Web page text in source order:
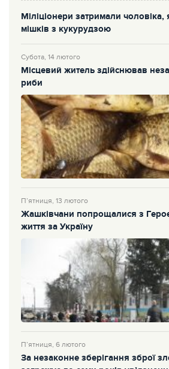
Міліціонери затримали
мішків з кукурудзою
Субота, 14 лютого
Місцевий житель здійснював
риби
П’ятниця, 13 лютого
Жашківчани попрощалися з
життя за Україну
П’ятниця, 6 лютого
За незаконне зберігання зброї